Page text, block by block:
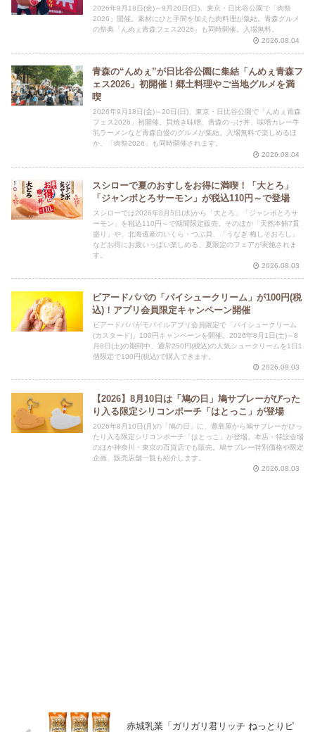
2026年9月18日(金)～9月20日(日)、東京・日比谷公園で「肉祭
2026」開催。素材にひと手間を加えた肉料理が集結。青森グルメ
の祭典「んめぇ青森フェス2026」も同時開催。入場無料。
2026.08.04
青森の“んめぇ”が日比谷公園に集結「んめぇ青森フ
ェス2026」初開催！郷土料理やご当地グルメを満
喫
2026年9月18日(金)～20日(日)、東京・日比谷公園で「んめぇ青森
フェス2026」初開催。貝焼き味噌、青森のっけ丼、味噌カレー牛
乳ラーメンなど青森自慢のグルメが集結。入場無料で楽しめるほ
か、「肉祭2026」も同時開催されます。
2026.08.04
スシローで夏のおすしをお得に満喫！「大とろ」
「ジャンボとろサーモン」が税込110円～で登場
スシローでは2026年8月5日(水)から「大とろ」「ジャンボとろサ
ーモン」を税込110円～で期間限定販売。そのほか「天然本鮪7貫
盛り」や、北海道産のいくら・つぶ貝、「うなぎ 梅しそおろし」
などお得にお腹いっぱい楽しめる、夏限定のフェアが実施されま
す。
2026.08.03
ビアードパパの「パイシュークリーム」が100円(税
込)！アプリ会員限定キャンペーン開催
ビアードパパがモバイルアプリ会員限定で「パイシュークリーム
(カスタード)」100円キャンペーンを開催。2026年8月1日(土)～8
月8日(土)の期間中、通常250円(税込)の人気シュークリームを1日1
個限定で100円(税込)で購入できます。
2026.08.03
【2026】8月10日は「鳩の日」鳩サブレーがぴった
り入る限定シリコンポーチ「はとっこ」が登場
2026年8月10日(月)の「鳩の日」に、豊島屋から鳩サブレーがぴっ
たり入る限定シリコンポーチ「はとっこ」が登場。本店・特設会場
のほか神奈川・東京の百貨店でも販売。鳩サブレー特別価格や限定
企画、販売店舗一覧も紹介します。
2026.08.03
赤城乳業「ガリガリ君リッチ ねっとりピ